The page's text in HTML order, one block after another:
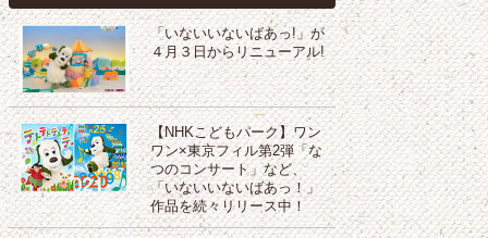
「いないいないばあっ!」が
４月３日からリニューアル!
【NHKこどもパーク】ワン
ワン×東京フィル第2弾「な
つのコンサート」など、
「いないいないばあっ！」
作品を続々リリース中！